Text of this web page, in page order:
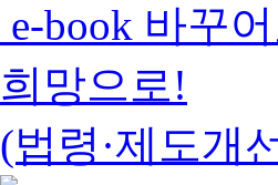
e-book 바꾸
희망으로!
(법령·제도개